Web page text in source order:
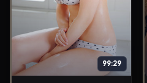
99:29